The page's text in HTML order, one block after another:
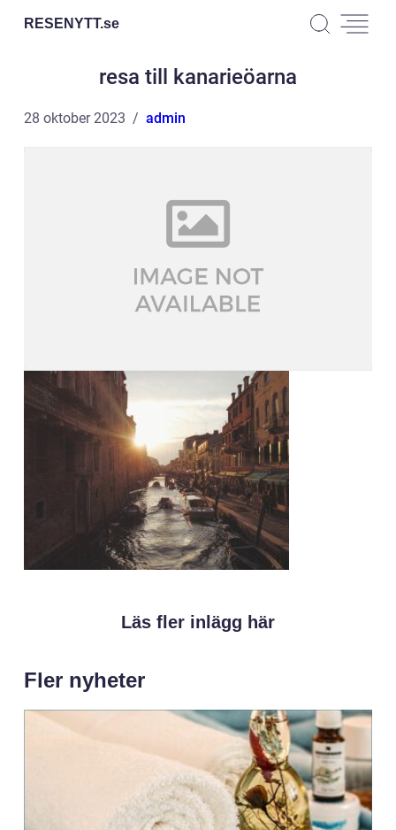
RESENYTT.se
resa till kanarieöarna
28 oktober 2023 admin
Läs fler inlägg här
Fler nyheter